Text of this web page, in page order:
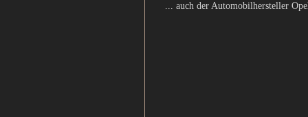
... auch der Automobilhersteller